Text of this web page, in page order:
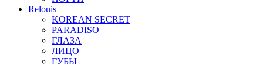
Relouis
KOREAN SECRET
PARADISO
ГЛАЗА
ЛИЦО
ГУБЫ